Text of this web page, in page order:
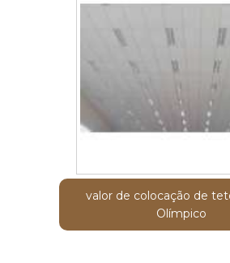
valor de colocação de
Olímpico